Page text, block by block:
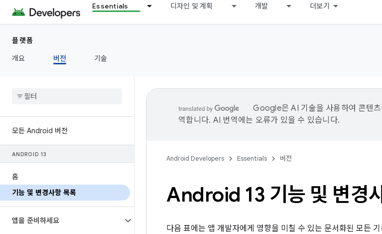
Essentials 디자인 및 계획 개발 더보기
플랫폼
개요
버전 기술
모든 Android 버전
ANDROID 13
홈
기능 및 변경사항 목록
앱을 준비하세요
Google은 AI 기술을 사용하여 콘텐
역합니다. AI 번역에는 오류가 있을 수 있습니다.
Android Developers Essentials 버전
Android 13 기능 및 변경
다음 표에는 앱 개발자에게 영향을 미칠 수 있는 문서화된 모든